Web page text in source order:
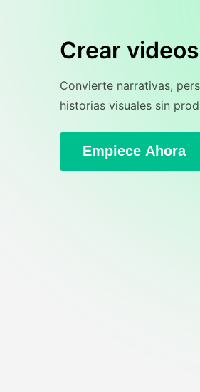
Crear
Convierte narrativas,
historias visuales sin
Empiece Ahora